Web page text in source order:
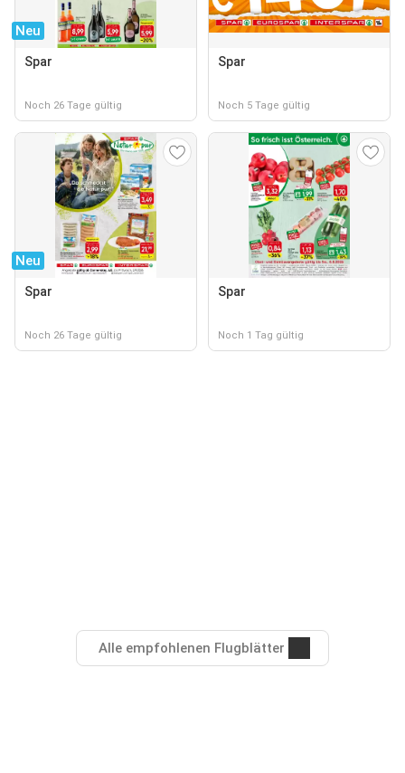
Neu
Spar
Noch 26 Tage gültig
Spar
Noch 5 Tage gültig
Neu
Spar
Noch 26 Tage gültig
Spar
Noch 1 Tag gültig
Alle empfohlenen Flugblätter